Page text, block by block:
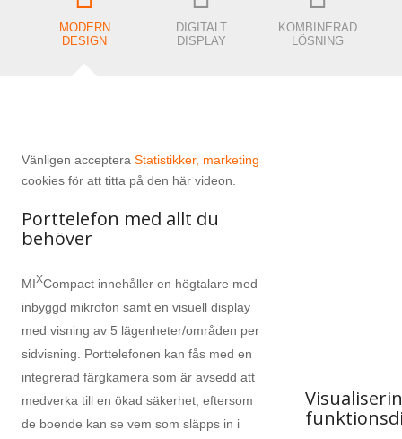
MODERN
DESIGN
DIGITALT
DISPLAY
KOMBINERAD
LÖSNING
Vänligen acceptera Statistikker, marketing
cookies för att titta på den här videon.
Porttelefon med allt du
behöver
MIXCompact innehåller en högtalare med
inbyggd mikrofon samt en visuell display
med visning av 5 lägenheter/områden per
sidvisning. Porttelefonen kan fås med en
integrerad färgkamera som är avsedd att
medverka till en ökad säkerhet, eftersom
de boende kan se vem som släpps in i